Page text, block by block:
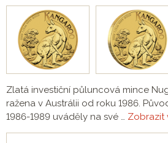
Zlatá investiční půluncová mince
ražena v Austrálii od roku 1986.
1986-1989 uváděly na své … Zobrazit